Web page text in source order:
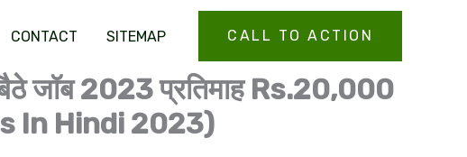
CONTACT SITEMAP CALL TO ACTION
बैठे जॉब 2023 प्रतिमाह Rs.20,000
In Hindi 2023)